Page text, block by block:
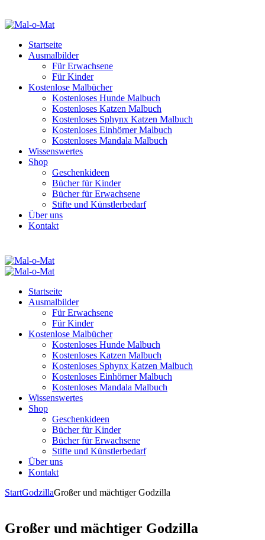
Startseite
Ausmalbilder
Für Erwachsene
Für Kinder
Kostenlose Malbücher
Kostenloses Hunde Malbuch
Kostenloses Katzen Malbuch
Kostenloses Sphynx Katzen Malbuch
Kostenloses Einhörner Malbuch
Kostenloses Mandala Malbuch
Wissenswertes
Shop
Geschenkideen
Bücher für Kinder
Bücher für Erwachsene
Stifte und Künstlerbedarf
Über uns
Kontakt
Startseite
Ausmalbilder
Für Erwachsene
Für Kinder
Kostenlose Malbücher
Kostenloses Hunde Malbuch
Kostenloses Katzen Malbuch
Kostenloses Sphynx Katzen Malbuch
Kostenloses Einhörner Malbuch
Kostenloses Mandala Malbuch
Wissenswertes
Shop
Geschenkideen
Bücher für Kinder
Bücher für Erwachsene
Stifte und Künstlerbedarf
Über uns
Kontakt
StartGodzillaGroßer und mächtiger Godzilla
Großer und mächtiger Godzilla